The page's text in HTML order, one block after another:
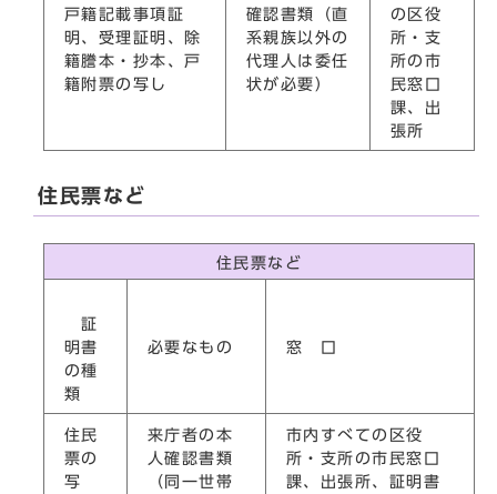
戸籍記載事項証
明、受理証明、除
籍謄本・抄本、戸
籍附票の写し
確認書類（直
系親族以外の
代理人は委任
状が必要）
の区役
所・支
所の市
民窓口
課、出
張所
住民票など
住民票など
証
明書
の種
類
必要なもの 窓 口
住民
票の
写
来庁者の本
人確認書類
（同一世帯
市内すべての区役
所・支所の市民窓口
課、出張所、証明書